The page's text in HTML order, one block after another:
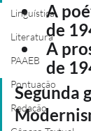
Linguística
Literatura
PAAEB
Pontuação
Redação
A
de
A
de
Segunda